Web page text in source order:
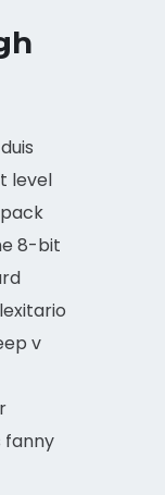
level
8-bit
v
fanny